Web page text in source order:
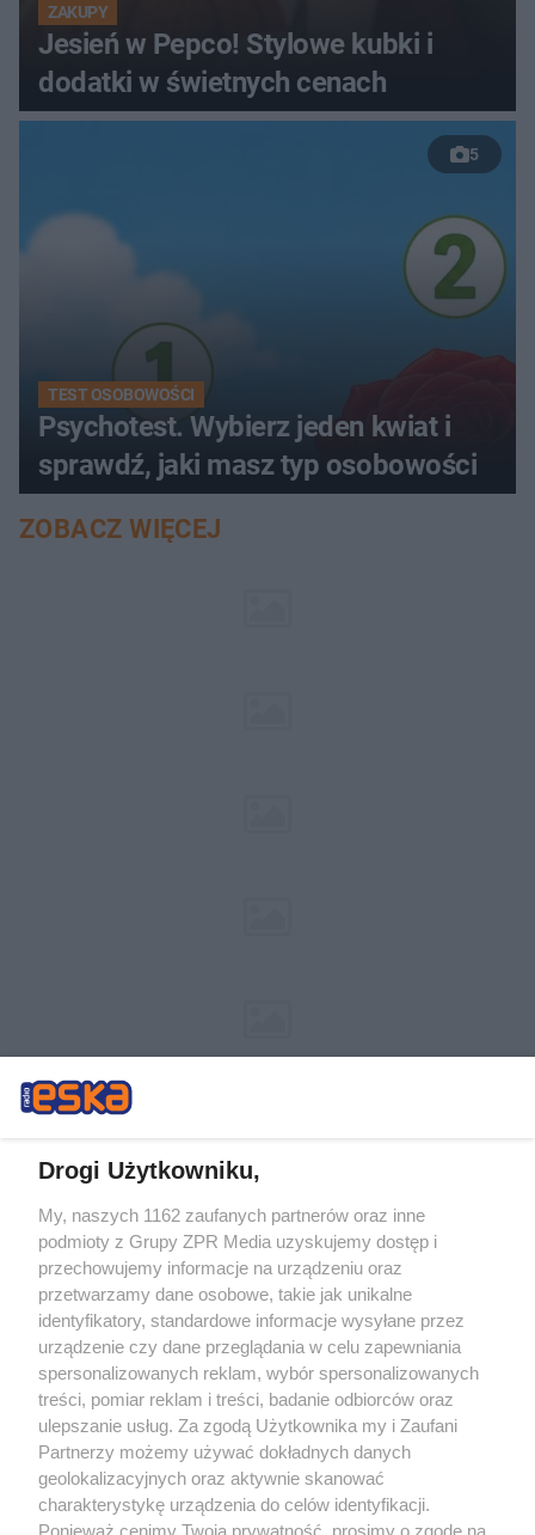
ZAKUPY
Jesień w Pepco! Stylowe kubki i
dodatki w świetnych cenach
5
TEST OSOBOWOŚCI
Psychotest. Wybierz jeden kwiat i
sprawdź, jaki masz typ osobowości
ZOBACZ WIĘCEJ
Żaden utwór zamieszczony w serwisie nie może być powielany i
rozpowszechniany lub dalej rozpowszechniany w jakikolwiek sposób (w
tym także elektroniczny lub mechaniczny) na jakimkolwiek polu
eksploatacji w jakiejkolwiek formie, włącznie z umieszczaniem w Internecie
bez pisemnej zgody właściciela praw. Jakiekolwiek użycie lub
wykorzystanie utworów w całości lub w części z naruszeniem prawa, tzn.
bez właściwej zgody, jest zabronione pod groźbą kary i może być ścigane
prawnie.
O nas
Drogi Użytkowniku,
My, naszych 1162 zaufanych partnerów oraz inne
podmioty z Grupy ZPR Media uzyskujemy dostęp i
przechowujemy informacje na urządzeniu oraz
przetwarzamy dane osobowe, takie jak unikalne
identyfikatory, standardowe informacje wysyłane przez
urządzenie czy dane przeglądania w celu zapewniania
spersonalizowanych reklam, wybór spersonalizowanych
treści, pomiar reklam i treści, badanie odbiorców oraz
ulepszanie usług. Za zgodą Użytkownika my i Zaufani
Partnerzy możemy używać dokładnych danych
geolokalizacyjnych oraz aktywnie skanować
charakterystykę urządzenia do celów identyfikacji.
Ponieważ cenimy Twoją prywatność, prosimy o zgodę na